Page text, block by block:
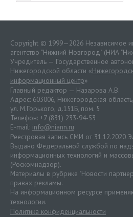
Copyright © 1999—2026 Независимое
агентство "Нижний Новгород" (НИА
Учредитель — Государственное
Нижегородской области «
информационный центр»
Главный редактор — Назарова А.В.
Адрес: 603006, Нижегородская
ул. М.Горького, д.151Б, пом. 5
Телефон: +7 (831) 233-94-53
E-mail: info@niann.ru
Реестровая запись СМИ от
Выдано Федеральной службой по
информационных технологий и
(Роскомнадзор).
Материалы в рубрике "Новости
правах рекламы.
На информационном ресурсе
технологии.
Политика конфиденциальности